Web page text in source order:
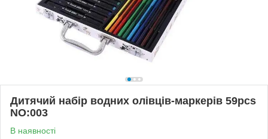
Дитячий набір водних олівців-маркерів 59pcs
NO:003
В наявності